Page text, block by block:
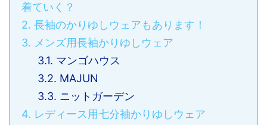
着ていく？
2. 長袖のかりゆしウェアもあります！
3. メンズ用長袖かりゆしウェア
3.1. マンゴハウス
3.2. MAJUN
3.3. ニットガーデン
4. レディース用七分袖かりゆしウェア